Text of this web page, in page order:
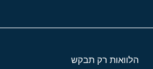
הלוואות רק תבקש